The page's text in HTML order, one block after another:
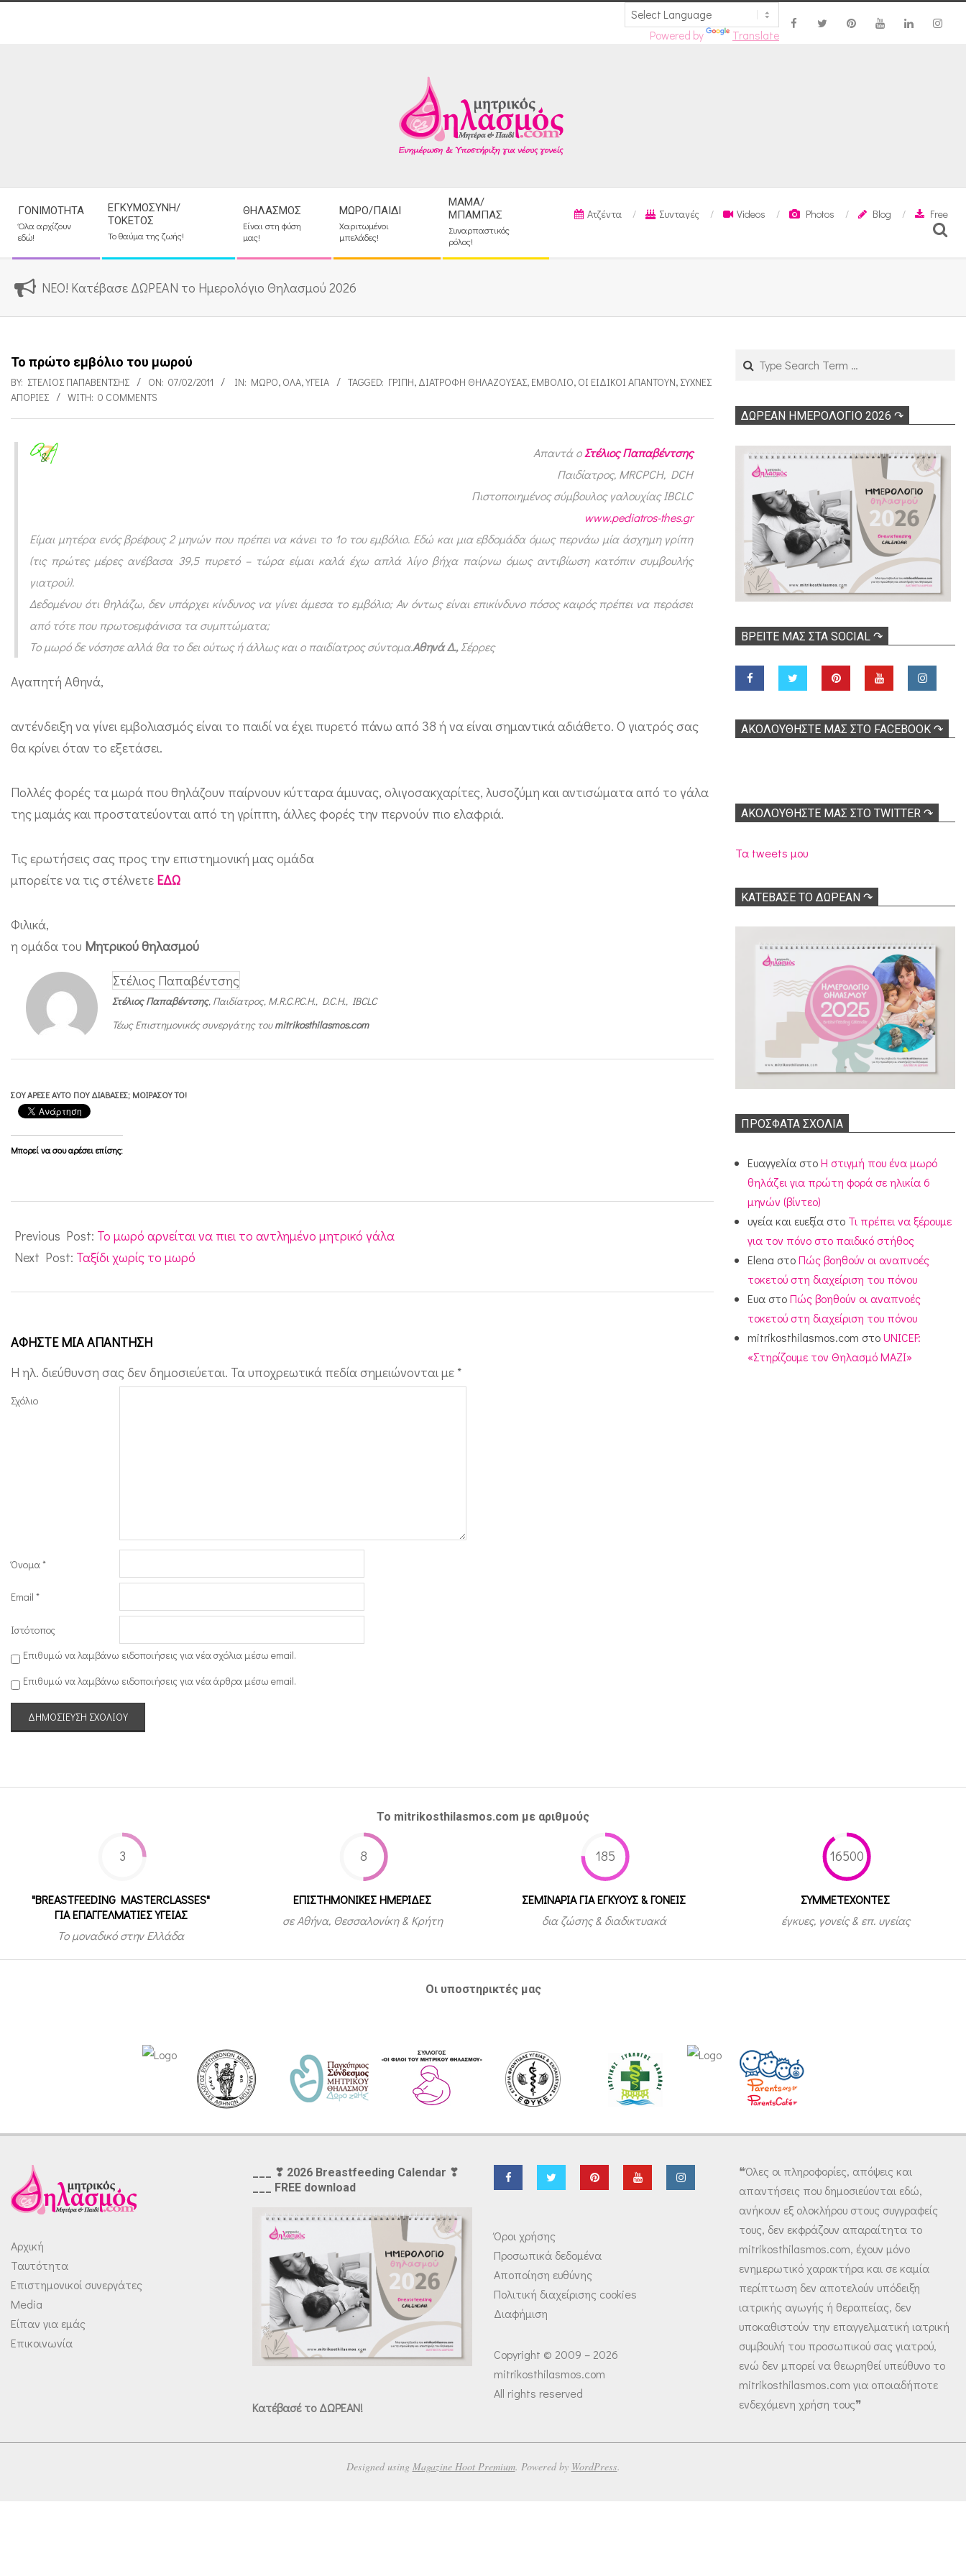
Powered by Translate
Navigation
Menu
ΓΟΝΙΜΌΤΗΤΑ
Όλα αρχίζουν
εδώ!
ΕΓΚΥΜΟΣΎΝΗ/
ΤΟΚΕΤΌΣ
Το θαύμα της ζωής!
ΘΗΛΑΣΜΌΣ
Είναι στη φύση
μας!
ΜΩΡΌ/ΠΑΙΔΊ
Χαριτωμένοι
μπελάδες!
ΜΑΜΆ/
ΜΠΑΜΠΆΣ
Συναρπαστικός
ρόλος!
Ατζέντα Συνταγές Videos Photos Blog
Free
Search
ΝΕΟ! Κατέβασε ΔΩΡΕΑΝ το Ημερολόγιο Θηλασμού 2026
Το πρώτο εμβόλιο του μωρού
BY: ΣΤΈΛΙΟΣ ΠΑΠΑΒΈΝΤΣΗΣ ON: 07/02/2011 IN: ΜΩΡΌ, ΌΛΑ,ΥΓΕΊΑ TAGGED: ΓΡΊΠΗ, ΔΙΑΤΡΟΦΉ ΘΗΛΆΖΟΥΣΑΣ, ΕΜΒΌΛΙΟ, ΟΙ ΕΙΔΙΚΟΊ ΑΠΑΝΤΟΎΝ, ΣΥΧΝΈΣ
ΑΠΟΡΊΕΣ
WITH: 0 COMMENTS
μ
β
λ
ι
τ
ο
μ
ω
ο
ύ
Απαντά οΣτέλιος Παπαβέντσης
Παιδίατρος, MRCPCH, DCH
Πιστοποιημένος σύμβουλος γαλουχίας IBCLC
www.pediatros-thes.gr
Είμαι μητέρα ενός βρέφους 2 μηνών που πρέπει να κάνει το 1ο του εμβόλιο. Εδώ και μια εβδομάδα όμως περνάω μία άσχημη γρίπη
(τις πρώτες μέρες ανέβασα 39,5 πυρετό – τώρα είμαι καλά έχω απλά λίγο βήχα παίρνω όμως αντιβίωση κατόπιν συμβουλής
γιατρού).
Δεδομένου ότι θηλάζω, δεν υπάρχει κίνδυνος να γίνει άμεσατο εμβόλιο; Αν όντως είναι επικίνδυνο πόσος καιρός πρέπει να περάσει
από τότε που πρωτοεμφάνισα τα συμπτώματα;
Το μωρό δε νόσησε αλλά θα το δει ούτως ή άλλως και ο παιδίατρος σύντομα.Αθηνά Δ.,Σέρρες
Αγαπητή Αθηνά,
αντένδειξη να γίνει εμβολιασμός είναι το παιδί να έχει πυρετό πάνω από 38 ή να είναι σημαντικά αδιάθετο. Ο γιατρός σας
θα κρίνει όταν το εξετάσει.
Πολλές φορές τα μωρά που θηλάζουν παίρνουν κύτταρα άμυνας, ολιγοσακχαρίτες, λυσοζύμη και αντισώματα από το γάλα
της μαμάς και προστατεύονται από τη γρίππη, άλλες φορές την περνούν πιο ελαφριά.
Τις ερωτήσεις σας προς την επιστημονική μας ομάδα
μπορείτε να τις στέλνετε ΕΔΩ
Φιλικά,
η ομάδα του Μητρικού θηλασμού
Στέλιος Παπαβέντσης
Στέλιος Παπαβέντσης, Παιδίατρος, M.R.C.P.C.H., D.C.H., IBCLC
Τέως Επιστημονικός συνεργάτης τουmitrikosthilasmos.com
ΣΟΥ ΆΡΕΣΕ ΑΥΤΌ ΠΟΥ ΔΙΆΒΑΣΕΣ; ΜΟΙΡΆΣΟΥ ΤΟ!
Μπορεί να σου αρέσει επίσης:
02-
07
Previous Post: Το μωρό αρνείται να πιει το αντλημένο μητρικό γάλα
Next Post: Ταξίδι χωρίς το μωρό
ΑΦΉΣΤΕ ΜΙΑ ΑΠΆΝΤΗΣΗ
Η ηλ. διεύθυνση σας δεν δημοσιεύεται. Τα υποχρεωτικά πεδία σημειώνονται με *
Σχόλιο
Όνομα *
Email *
Ιστότοπος
Επιθυμώ να λαμβάνω ειδοποιήσεις για νέα σχόλια μέσω email.
Επιθυμώ να λαμβάνω ειδοποιήσεις για νέα άρθρα μέσω email.
Search
ΔΩΡΕΑΝ ΗΜΕΡΟΛΟΓΙΟ 2026 ↷
ΒΡΕΊΤΕ ΜΑΣ ΣΤΑ SOCIAL ↷
ΑΚΟΛOΥΘΉΣΤΕ ΜΑΣ ΣΤΟ FACEBOOK ↷
ΑΚΟΛΟΥΘΉΣΤΕ ΜΑΣ ΣΤΟ TWITTER ↷
Τα tweets μου
ΚΑΤΕΒΑΣΕ ΤΟ ΔΩΡΕΑΝ ↷
ΠΡΌΣΦΑΤΑ ΣΧΌΛΙΑ
Ευαγγελία στοΗ στιγμή που ένα μωρό
θηλάζει για πρώτη φορά σε ηλικία 6
μηνών (βίντεο)
υγεία και ευεξία στο Τι πρέπει να ξέρουμε
για τον πόνο στο παιδικό στήθος
Elena στοΠώς βοηθούν οι αναπνοές
τοκετού στη διαχείριση του πόνου
Ευα στοΠώς βοηθούν οι αναπνοές
τοκετού στη διαχείριση του πόνου
mitrikosthilasmos.com στοUNICEF:
«Στηρίζουμε τον Θηλασμό ΜΑΖΙ»
Το mitrikosthilasmos.com με αριθμούς
3
"BREASTFEEDING MASTERCLASSES"
ΓΙΑ ΕΠΑΓΓΕΛΜΑΤΙΕΣ ΥΓΕΙΑΣ
Το μοναδικό στην Ελλάδα
8
ΕΠΙΣΤΗΜΟΝΙΚΕΣ ΗΜΕΡΙΔΕΣ
σε Αθήνα, Θεσσαλονίκη & Κρήτη
185
ΣΕΜΙΝΑΡΙΑ ΓΙΑ ΕΓΚΥΟΥΣ & ΓΟΝΕΙΣ
δια ζώσης & διαδικτυακά
16500
ΣΥΜΜΕΤEΧΟΝΤΕΣ
έγκυες, γονείς & επ. υγείας
Οι υποστηρικτές μας
Αρχική
Ταυτότητα
Επιστημονικοί συνεργάτες
Media
Είπαν για εμάς
Επικοινωνία
___ ❣ 2026 Breastfeeding Calendar ❣
___ FREE download
Κατέβασέ το ΔΩΡΕΑΝ!
Όροι χρήσης
Προσωπικά δεδομένα
Αποποίηση ευθύνης
Πολιτική διαχείρισης cookies
Διαφήμιση
Copyright © 2009 – 2026
mitrikosthilasmos.com
All rights reserved
❝Όλες οι πληροφορίες, απόψεις και
απαντήσεις που δημοσιεύονται εδώ,
ανήκουν εξ ολοκλήρου στους συγγραφείς
τους, δεν εκφράζουν απαραίτητα το
mitrikosthilasmos.com, έχουν μόνο
ενημερωτικό χαρακτήρα και σε καμία
περίπτωση δεν αποτελούν υπόδειξη
ιατρικής αγωγής ή θεραπείας, δεν
υποκαθιστούν την επαγγελματική ιατρική
συμβουλή του προσωπικού σας γιατρού,
ενώ δεν μπορεί να θεωρηθεί υπεύθυνο το
mitrikosthilasmos.com για οποιαδήποτε
ενδεχόμενη χρήση τους❞
Designed using Magazine Hoot Premium. Powered by WordPress.